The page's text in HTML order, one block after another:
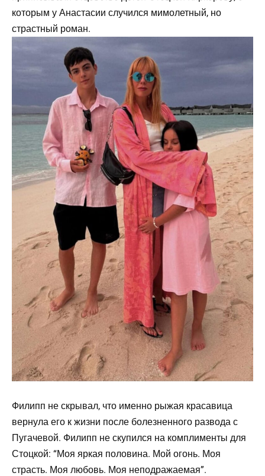
которым у Анастасии случился мимолетный, но
страстный роман.
Филипп не скрывал, что именно рыжая красавица
вернула его к жизни после болезненного развода с
Пугачевой. Филипп не скупился на комплименты для
Стоцкой: “Моя яркая половина. Мой огонь. Моя
страсть. Моя любовь. Моя неподражаемая”.